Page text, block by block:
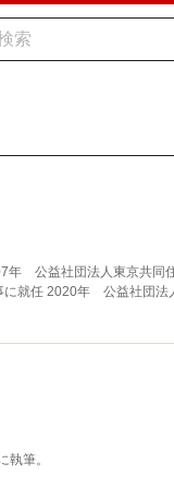
年 公益社団法人東京共
就任 2020年 公益社団法
執筆。